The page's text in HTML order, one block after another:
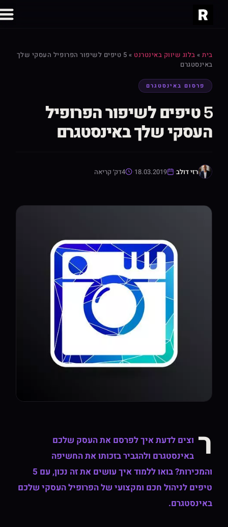
בית»בלוג שיווק באינטרנט» 5 טיפים לשיפור הפרופיל העסקי שלך
באינסטגרם
פרסום באינסטגרם
5 טיפים לשיפור הפרופיל
העסקי שלך באינסטגרם
רזי דולב·
18.03.2019
·
4דק׳ קריאה
ר וצים לדעת איך לפרסם את העסק שלכם
באינסטגרם ולהגביר בזכותו את החשיפה
והמכירות? בואו ללמוד איך עושים את זה נכון, עם 5
טיפים לניהול חכם ומקצועי של הפרופיל העסקי שלכם
באינסטגרם.